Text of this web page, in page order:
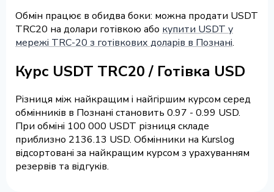
Обмін працює в обидва боки: можна продати USDT
TRC20 на долари готівкою або купити USDT у
мережі TRC-20 з готівкових доларів в Познані.
Курс USDT TRC20 / Готівка USD
Різниця між найкращим і найгіршим курсом серед
обмінників в Познані становить 0.97 - 0.99 USD.
При обміні 100 000 USDT різниця складе
приблизно 2136.13 USD. Обмінники на Kurslog
відсортовані за найкращим курсом з урахуванням
резервів та відгуків.